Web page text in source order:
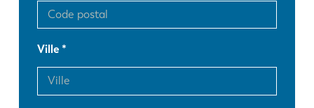
Ville
ES PT-PT
PL SK